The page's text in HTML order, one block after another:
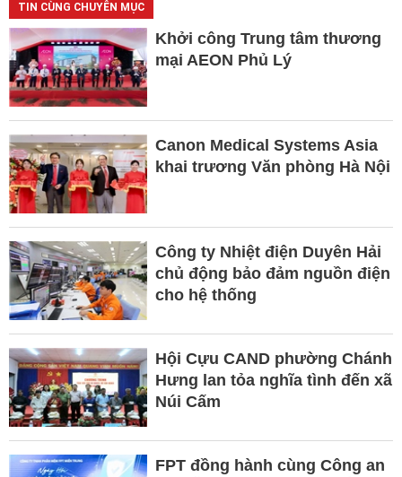
TIN CÙNG CHUYÊN MỤC
Khởi công Trung tâm thương
mại AEON Phủ Lý
Canon Medical Systems Asia
khai trương Văn phòng Hà Nội
Công ty Nhiệt điện Duyên Hải
chủ động bảo đảm nguồn điện
cho hệ thống
Hội Cựu CAND phường Chánh
Hưng lan tỏa nghĩa tình đến xã
Núi Cấm
FPT đồng hành cùng Công an